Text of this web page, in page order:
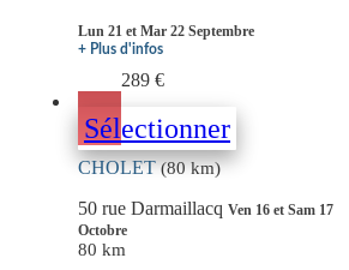
Lun 21 et Mar 22 Septembre
+ Plus d'infos
289 €
Sélectionner
CHOLET(80 km)
50 rue Darmaillacq Ven 16 et Sam 17
Octobre
80 km